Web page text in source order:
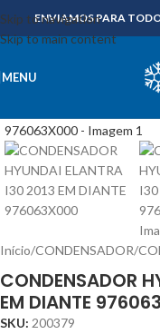
Skip to navigation
Skip to main content
ENVIAMOS PARA
MENU
Início/CONDENSADOR/
CONDENSADOR
EM DIANTE
SKU: 200379